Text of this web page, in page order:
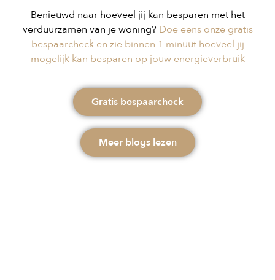
Benieuwd naar hoeveel jij kan besparen met het
verduurzamen van je woning? Doe eens onze gratis
bespaarcheck en zie binnen 1 minuut hoeveel jij
mogelijk kan besparen op jouw energieverbruik
Gratis bespaarcheck
Meer blogs lezen